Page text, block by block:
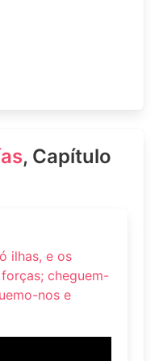
, Capítulo
ilhas, e os
cheguem-
nos e